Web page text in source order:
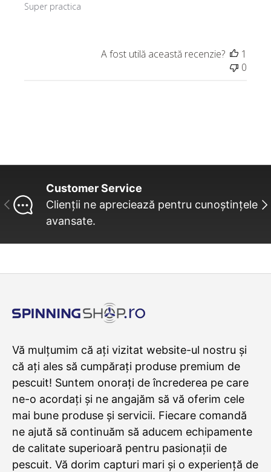
Super practica
r
A fost utilă această recenzie?
1
0
INAINTE
Customer Service
Clienții ne apreciează pentru cunoștințele
avansate.
Vă mulțumim că ați vizitat website-ul nostru și
că ați ales să cumpărați produse premium de
pescuit! Suntem onorați de încrederea pe care
ne-o acordați și ne angajăm să vă oferim cele
mai bune produse și servicii. Fiecare comandă
ne ajută să continuăm să aducem echipamente
de calitate superioară pentru pasionații de
pescuit. Vă dorim capturi mari și o experiență de